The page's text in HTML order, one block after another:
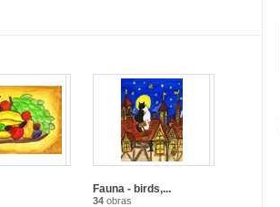
Fauna - birds,...
34 obras